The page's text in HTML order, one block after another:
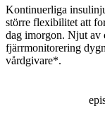
Kontinuerliga
större flexibilitet att
dag imorgon. Njut av
fjärrmonitorering
vårdgivare*.